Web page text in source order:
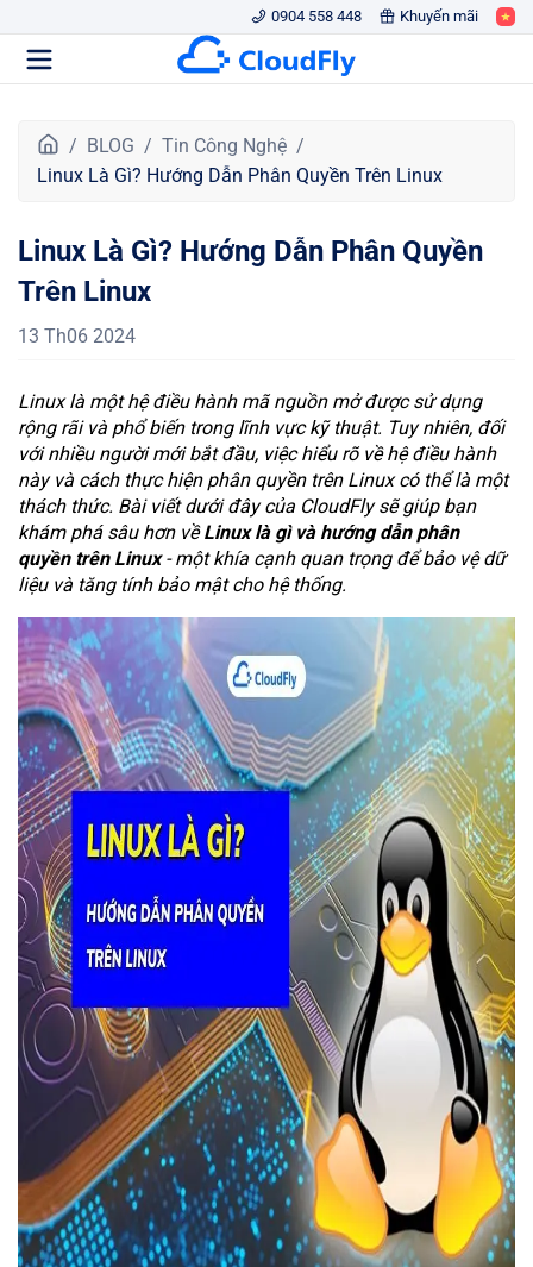
0904 558 448 Khuyến mãi
r
g
h
ủ
BLOG
Tin Công Nghệ
Linux Là Gì? Hướng Dẫn Phân Quyền Trên Linux
Linux Là Gì? Hướng Dẫn Phân Quyền
Trên Linux
13 Th06 2024
Linux là một hệ điều hành mã nguồn mở được sử dụng
rộng rãi và phổ biến trong lĩnh vực kỹ thuật. Tuy nhiên, đối
với nhiều người mới bắt đầu, việc hiểu rõ về hệ điều hành
này và cách thực hiện phân quyền trên Linux có thể là một
thách thức. Bài viết dưới đây của CloudFly sẽ giúp bạn
khám phá sâu hơn vềLinux là gì và hướng dẫn phân
quyền trên Linux- một khía cạnh quan trọng để bảo vệ dữ
liệu và tăng tính bảo mật cho hệ thống.